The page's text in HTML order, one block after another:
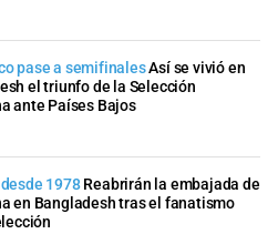
pase a semifinalesAsí se vivió en
el triunfo de la Selección
ante Países Bajos
1978 Reabrirán la embajada de
en Bangladesh tras el fanatismo